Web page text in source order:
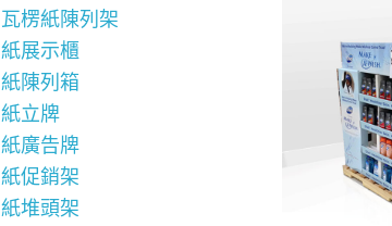
瓦楞紙陳列架
紙展示櫃
紙陳列箱
紙立牌
紙廣告牌
紙促銷架
紙堆頭架